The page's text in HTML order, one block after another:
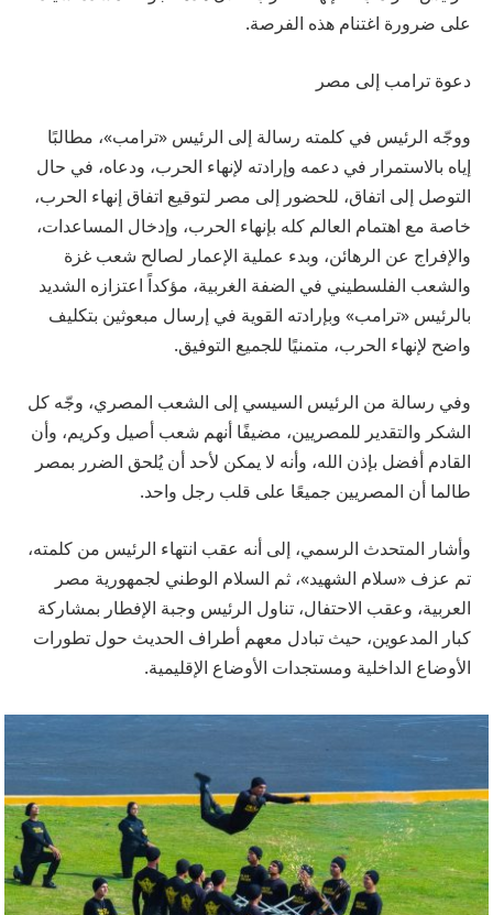
على ضرورة اغتنام هذه الفرصة.
دعوة ترامب إلى مصر
ووجّه الرئيس في كلمته رسالة إلى الرئيس «ترامب»، مطالبًا
إياه بالاستمرار في دعمه وإرادته لإنهاء الحرب، ودعاه، في حال
التوصل إلى اتفاق، للحضور إلى مصر لتوقيع اتفاق إنهاء الحرب،
خاصة مع اهتمام العالم كله بإنهاء الحرب، وإدخال المساعدات،
والإفراج عن الرهائن، وبدء عملية الإعمار لصالح شعب غزة
والشعب الفلسطيني في الضفة الغربية، مؤكداً اعتزازه الشديد
بالرئيس «ترامب» وبإرادته القوية في إرسال مبعوثين بتكليف
واضح لإنهاء الحرب، متمنيًا للجميع التوفيق.
وفي رسالة من الرئيس السيسي إلى الشعب المصري، وجّه كل
الشكر والتقدير للمصريين، مضيفًا أنهم شعب أصيل وكريم، وأن
القادم أفضل بإذن الله، وأنه لا يمكن لأحد أن يُلحق الضرر بمصر
طالما أن المصريين جميعًا على قلب رجل واحد.
وأشار المتحدث الرسمي، إلى أنه عقب انتهاء الرئيس من كلمته،
تم عزف «سلام الشهيد»، ثم السلام الوطني لجمهورية مصر
العربية، وعقب الاحتفال، تناول الرئيس وجبة الإفطار بمشاركة
كبار المدعوين، حيث تبادل معهم أطراف الحديث حول تطورات
الأوضاع الداخلية ومستجدات الأوضاع الإقليمية.